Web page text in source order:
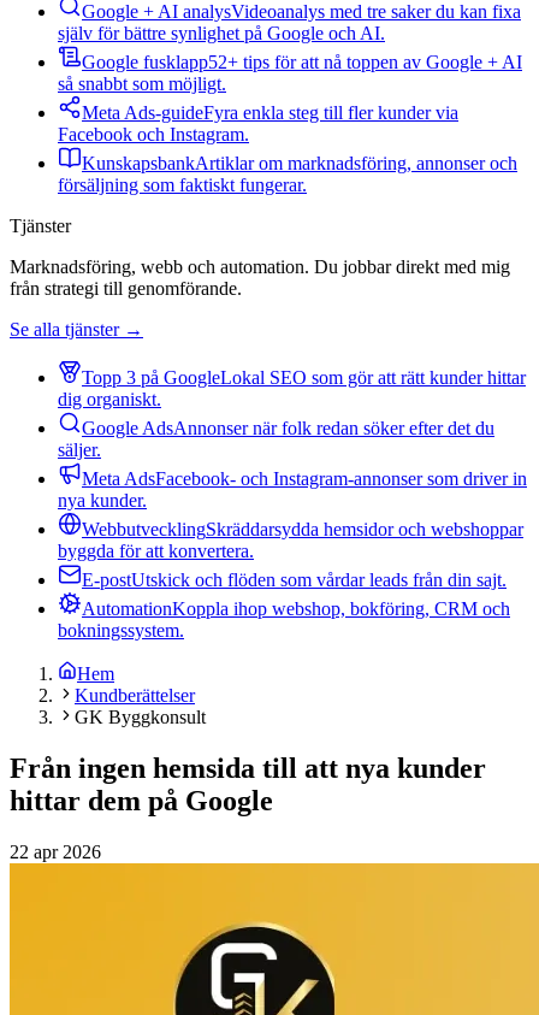
Google + AI analysVideoanalys med tre saker du kan fixa
själv för bättre synlighet på Google och AI.
Google fusklapp52+ tips för att nå toppen av Google + AI
så snabbt som möjligt.
Meta Ads-guideFyra enkla steg till fler kunder via
Facebook och Instagram.
KunskapsbankArtiklar om marknadsföring, annonser och
försäljning som faktiskt fungerar.
Tjänster
Marknadsföring, webb och automation. Du jobbar direkt med mig
från strategi till genomförande.
Se alla tjänster →
Topp 3 på GoogleLokal SEO som gör att rätt kunder hittar
dig organiskt.
Google AdsAnnonser när folk redan söker efter det du
säljer.
Meta AdsFacebook- och Instagram-annonser som driver in
nya kunder.
WebbutvecklingSkräddarsydda hemsidor och webshoppar
byggda för att konvertera.
E-postUtskick och flöden som vårdar leads från din sajt.
AutomationKoppla ihop webshop, bokföring, CRM och
bokningssystem.
Hem
Kundberättelser
GK Byggkonsult
Från ingen hemsida till att nya kunder
hittar dem på Google
22 apr 2026